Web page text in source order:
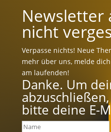
Newsletter
nicht
Verpasse nichts! Neue
mehr über uns, melde
am laufenden!
Danke. Um
bitte deine E-